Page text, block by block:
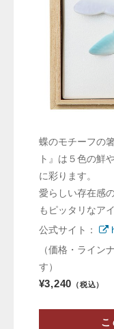
蝶のモチーフの
ト 』は５色の鮮
に彩ります。
愛らしい存在感
もピッタリなア
公式サイト：
（価格・ライン
す）
¥3,240 （税込）